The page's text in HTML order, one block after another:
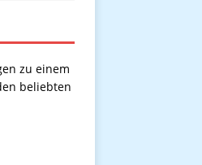
zu einem
beliebten